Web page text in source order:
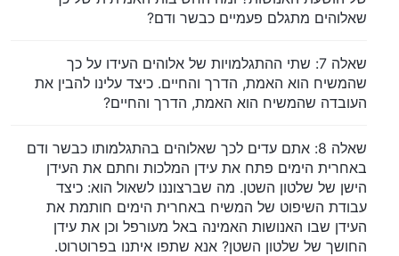
שאלוהים מתגלם פעמיים כבשר ודם?
שאלה 7: שתי ההתגלמויות של אלוהים העידו על כך
שהמשיח הוא האמת, הדרך והחיים. כיצד עלינו להבין את
העובדה שהמשיח הוא האמת, הדרך והחיים?
שאלה 8: אתם עדים לכך שאלוהים בהתגלמותו כבשר ודם
באחרית הימים פתח את עידן המלכות וחתם את העידן
הישן של שלטון השטן. מה שברצוננו לשאול הוא: כיצד
עבודת השיפוט של המשיח באחרית הימים חותמת את
העידן שבו האנושות האמינה באל מעורפל וכן את עידן
החושך של שלטון השטן? אנא שתפו איתנו בפרוטרוט.